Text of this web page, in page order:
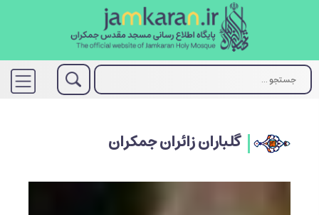
گلباران زائران جمکران